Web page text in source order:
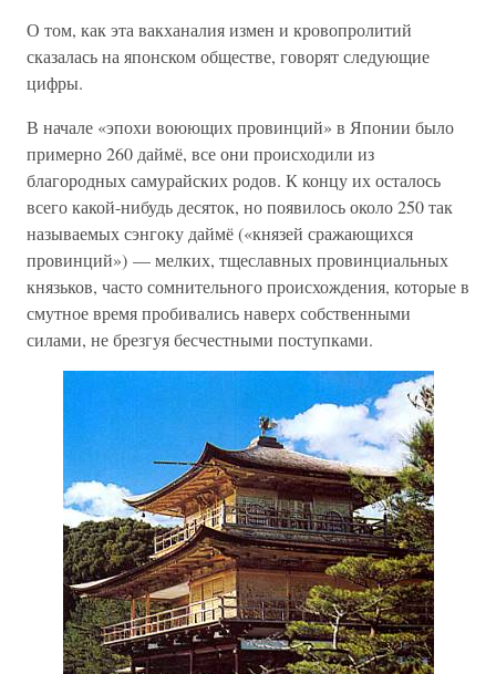
О том, как эта вакханалия измен и кровопролитий
сказалась на японском обществе, говорят следующие
цифры.
В начале «эпохи воюющих провинций» в Японии было
примерно 260 даймё, все они происходили из
благородных самурайских родов. К концу их осталось
всего какой-нибудь десяток, но появилось около 250 так
называемых сэнгоку даймё («князей сражающихся
провинций») — мелких, тщеславных провинциальных
князьков, часто сомнительного происхождения, которые в
смутное время пробивались наверх собственными
силами, не брезгуя бесчестными поступками.